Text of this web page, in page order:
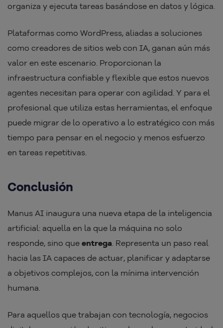
organiza y ejecuta tareas basándose en datos y lógica.
Plataformas como WordPress, aliadas a soluciones
como creadores de sitios web con IA, ganan aún más
valor en este escenario. Proporcionan la
infraestructura confiable y flexible que estos nuevos
agentes necesitan para operar con agilidad. Y para el
profesional que utiliza estas herramientas, el enfoque
puede migrar de lo operativo a lo estratégico con más
tiempo para pensar en el negocio y menos esfuerzo
en tareas repetitivas.
Conclusión
Manus AI inaugura una nueva etapa de la inteligencia
artificial: aquella en la que la máquina no solo
responde, sino que entrega. Representa un paso real
hacia las IA capaces de actuar, planificar y adaptarse
a objetivos complejos, con la mínima intervención
humana.
Para aquellos que trabajan con tecnología, negocios